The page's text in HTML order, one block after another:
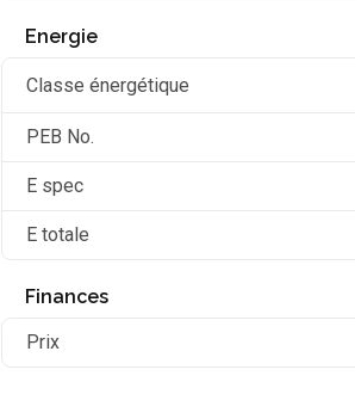
Energie
Classe énergétique
PEB No.
E spec
E totale
Finances
Prix